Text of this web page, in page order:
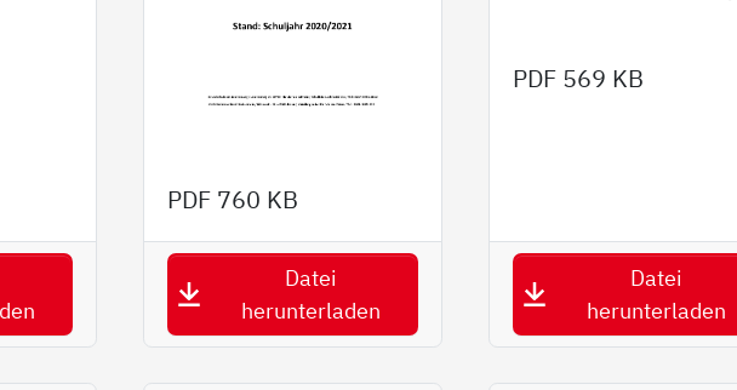
PDF 760 KB
Datei
herunterladen
PDF 569 KB
Datei
herunterladen